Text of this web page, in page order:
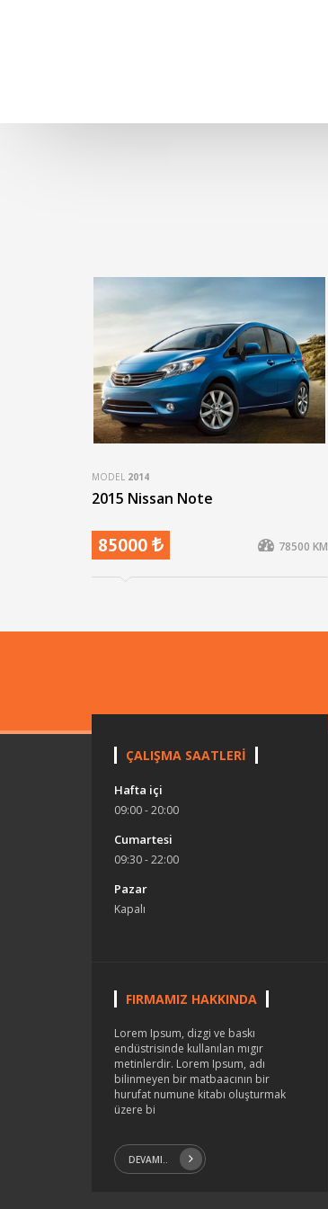
MODEL 2014
2015 Nissan Note
85000 78500 KM
ÇALIŞMA SAATLERİ
Hafta içi
09:00 - 20:00
Cumartesi
09:30 - 22:00
Pazar
Kapalı
FIRMAMIZ HAKKINDA
Lorem Ipsum, dizgi ve baskı
endüstrisinde kullanılan mıgır
metinlerdir. Lorem Ipsum, adı
bilinmeyen bir matbaacının bir
hurufat numune kitabı oluşturmak
üzere bi
DEVAMI..